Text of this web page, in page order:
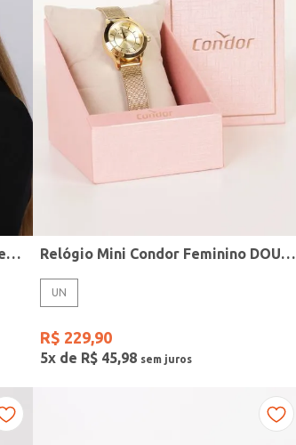
Kit Relógio + Acessório Condor Feminino PRATA Relógio Mini Condor Feminino DOURADO
UN
R$ 229,90
5x de R$ 45,98